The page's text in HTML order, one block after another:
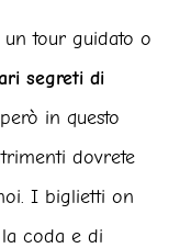
tour guidato o
segreti di
in questo
dovrete
I biglietti on
coda e di